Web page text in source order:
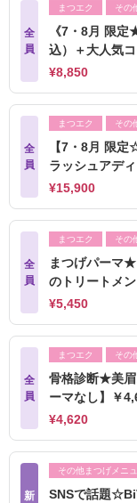
全
員
まつエク その
《7・8月 限
込）＋大人気
¥8,850
全
員
まつエク その
【7・8月 限
ラッシュアデ
¥15,900
全
員
まつエク その
まつげパーマ
のトリートメ
¥5,450
全
員
まつエク その
骨格診断★美眉
ーマなし】￥
¥4,620
新
その他まつげメニ
SNSで話題